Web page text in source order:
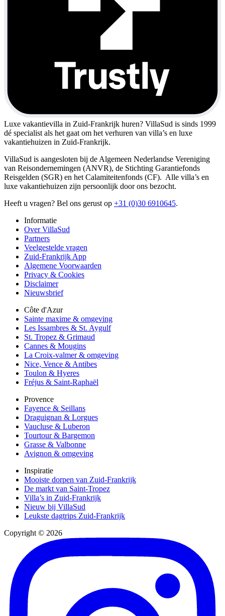
Luxe vakantievilla in Zuid-Frankrijk huren? VillaSud is sinds 1999
dé specialist als het gaat om het verhuren van villa’s en luxe
vakantiehuizen in Zuid-Frankrijk.
VillaSud is aangesloten bij de Algemeen Nederlandse Vereniging
van Reisondernemingen (ANVR), de Stichting Garantiefonds
Reisgelden (SGR) en het Calamiteitenfonds (CF). Alle villa’s en
luxe vakantiehuizen zijn persoonlijk door ons bezocht.
Heeft u vragen? Bel ons gerust op +31 (0)30 6910645.
Informatie
Over VillaSud
Partners
Veelgestelde vragen
Zuid-Frankrijk App
Algemene Voorwaarden
Privacy & Cookies
Disclaimer
Nieuwsbrief
Côte d'Azur
Sainte maxime & omgeving
Les Issambres & St. Aygulf
St. Tropez & Grimaud
Cannes & Mougins
La Croix-valmer & omgeving
Nice, Vence & Antibes
Toulon & Hyeres
Fréjus & Saint-Raphaël
Provence
Fayence & Seillans
Draguignan & Lorgues
Vaucluse & Luberon
Tourtour & Bargemon
Grasse & Valbonne
Avignon & omgeving
Inspiratie
Mooiste dorpen van Zuid-Frankrijk
De markt van Saint-Tropez
Villa’s in Zuid-Frankrijk
Nieuw bij VillaSud
Leukste dagtrips Zuid-Frankrijk
Copyright © 2026